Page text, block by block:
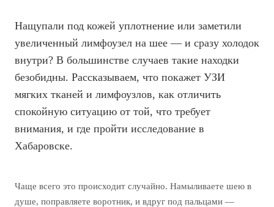
Нащупали под кожей уплотнение или заметили
увеличенный лимфоузел на шее — и сразу холодок
внутри? В большинстве случаев такие находки
безобидны. Рассказываем, что покажет УЗИ
мягких тканей и лимфоузлов, как отличить
спокойную ситуацию от той, что требует
внимания, и где пройти исследование в
Хабаровске.
Чаще всего это происходит случайно. Намыливаете шею в
душе, поправляете воротник, и вдруг под пальцами —